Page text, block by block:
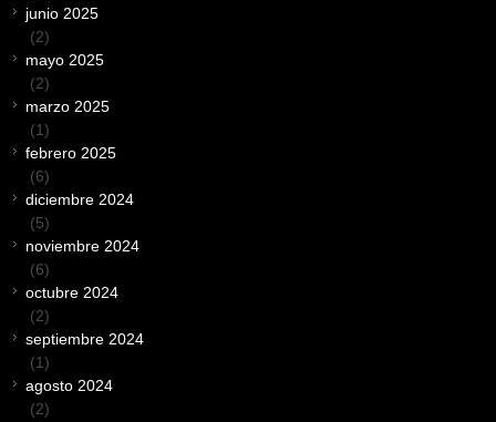
junio 2025
(2)
mayo 2025
(2)
marzo 2025
(1)
febrero 2025
(6)
diciembre 2024
(5)
noviembre 2024
(6)
octubre 2024
(2)
septiembre 2024
(1)
agosto 2024
(2)